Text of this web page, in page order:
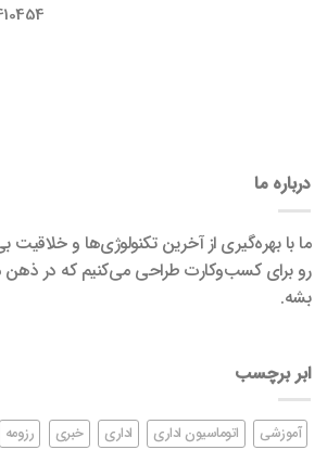
درباره ما
ما با بهره‌گیری از آخرین تکنولوژی‌ها و
رو برای کسب‌وکارت طراحی می‌کنیم که در ذهن
بشه.
ابر برچسب
آموزشی اتوماسیون اداری اداری خبری رزومه